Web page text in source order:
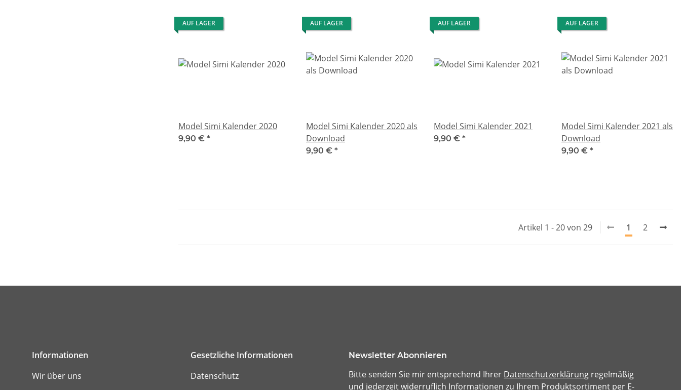
AUF LAGER
Model Simi Kalender 2020
9,90 € *
AUF LAGER
Model Simi Kalender 2020 als
Download
9,90 € *
AUF LAGER
Model Simi Kalender 2021
9,90 € *
AUF LAGER
Model Simi Kalender 2021 als
Download
9,90 € *
Artikel 1 - 20 von 29 1 2
Informationen
Wir über uns
Gesetzliche Informationen
Datenschutz
Newsletter Abonnieren
Bitte senden Sie mir entsprechend Ihrer Datenschutzerklärung regelmäßig
und jederzeit widerruflich Informationen zu Ihrem Produktsortiment per E-